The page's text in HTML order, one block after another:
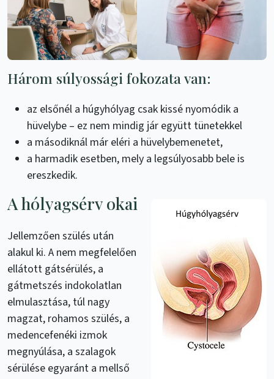
Három súlyossági fokozata van:
az elsőnél a húgyhólyag csak kissé nyomódik a
hüvelybe – ez nem mindig jár együtt tünetekkel
a másodiknál már eléri a hüvelybemenetet,
a harmadik esetben, mely a legsúlyosabb bele is
ereszkedik.
A hólyagsérv okai
Jellemzően szülés után
alakul ki. A nem megfelelően
ellátott gátsérülés, a
gátmetszés indokolatlan
elmulasztása, túl nagy
magzat, rohamos szülés, a
medencefenéki izmok
megnyúlása, a szalagok
sérülése egyaránt a mellső